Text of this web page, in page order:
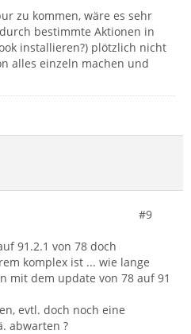
zu kommen, wäre es sehr
bestimmte Aktionen in
installieren?) plötzlich nicht
alles einzeln machen und
#9
91.2.1 von 78 doch
komplex ist ... wie lange
mit dem update von 78 auf 91
evtl. doch noch eine
abwarten ?